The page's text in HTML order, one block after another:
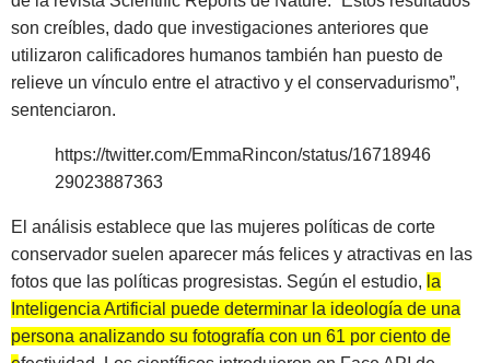
son creíbles, dado que investigaciones anteriores que
utilizaron calificadores humanos también han puesto de
relieve un vínculo entre el atractivo y el conservadurismo”,
sentenciaron.
https://twitter.com/EmmaRincon/status/16718946
29023887363
El análisis establece que las mujeres políticas de corte
conservador suelen aparecer más felices y atractivas en las
fotos que las políticas progresistas. Según el estudio, la
Inteligencia Artificial puede determinar la ideología de una
persona analizando su fotografía con un 61 por ciento de